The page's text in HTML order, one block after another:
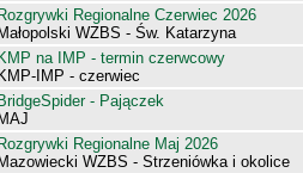
Rozgrywki Regionalne Czerwiec 2026
Małopolski WZBS - Św. Katarzyna
KMP na IMP - termin czerwcowy
KMP-IMP - czerwiec
BridgeSpider - Pajączek
MAJ
Rozgrywki Regionalne Maj 2026
Mazowiecki WZBS - Strzeniówka i okolice